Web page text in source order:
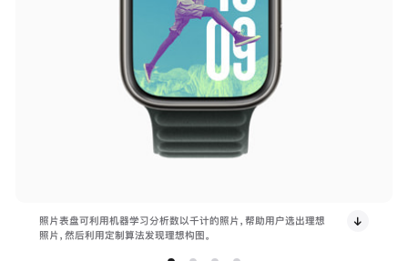
照片表盘可利用机器学习分析数以千计的照片，帮助用户选出理想
照片，然后利用定制算法发现理想构图。